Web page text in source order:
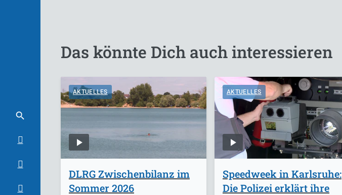
Das könnte Dich auch interessieren
AKTUELLES
DLRG Zwischenbilanz im
Sommer 2026
AKTUELLES
Speedweek in Karlsruhe:
Die Polizei erklärt ihre